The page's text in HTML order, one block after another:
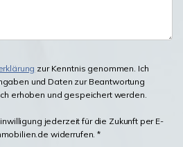
zur Kenntnis genommen. Ich
und Daten zur Beantwortung
erhoben und gespeichert werden.
jederzeit für die Zukunft per E-
widerrufen. *